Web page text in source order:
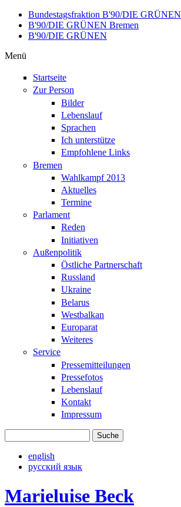
Direkt zum Inhalt
Bundestagsfraktion B'90/DIE GRÜNEN
B'90/DIE GRÜNEN Bremen
B'90/DIE GRÜNEN
Menü
Startseite
Zur Person
Bilder
Lebenslauf
Sprachen
Ich unterstütze
Empfohlene Links
Bremen
Wahlkampf 2013
Aktuelles
Termine
Parlament
Reden
Initiativen
Außenpolitik
Östliche Partnerschaft
Russland
Ukraine
Belarus
Westbalkan
Europarat
Weiteres
Service
Pressemitteilungen
Pressefotos
Lebenslauf
Kontakt
Impressum
english
русский язык
Marieluise Beck